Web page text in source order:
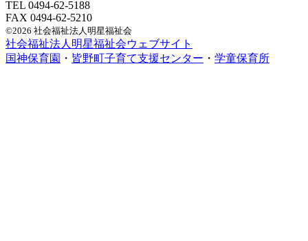
TEL 0494-62-5188
FAX 0494-62-5210
©2026 社会福祉法人明星福祉会
社会福祉法人明星福祉会ウェブサイト
国神保育園 ・ 皆野町子育て支援センター ・ 学童保育所